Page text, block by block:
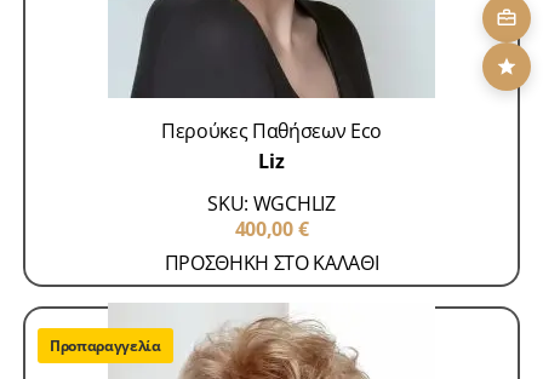
Περούκες Παθήσεων Eco
Liz
SKU: WGCHLIZ
400,00€
ΠΡΟΣΘΗΚΗ ΣΤΟ ΚΑΛΑΘΙ
Προπαραγγελία